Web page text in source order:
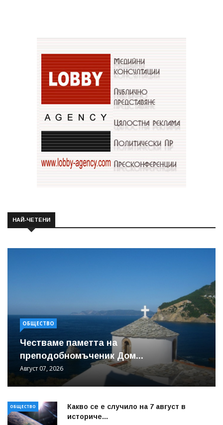
НАЙ-ЧЕТЕНИ
ОБЩЕСТВО
Честваме паметта на
преподобномъченик Дом...
Август 07, 2026
ОБЩЕСТВО
Какво се е случило на 7 август в
историче...